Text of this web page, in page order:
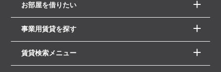
お部屋を借りたい
事業用賃貸を探す
賃貸検索メニュー